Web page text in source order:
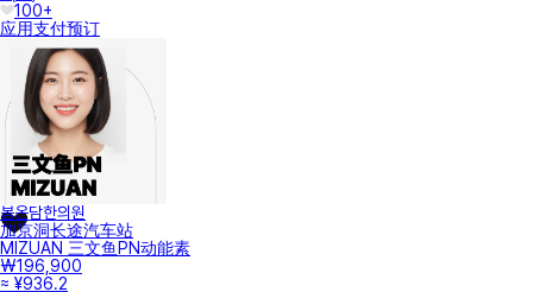
100+
应用支付预订
봄온담한의원
加京洞长途汽车站
MIZUAN 三文鱼PN动能素
₩196,900
≈ ¥936.2